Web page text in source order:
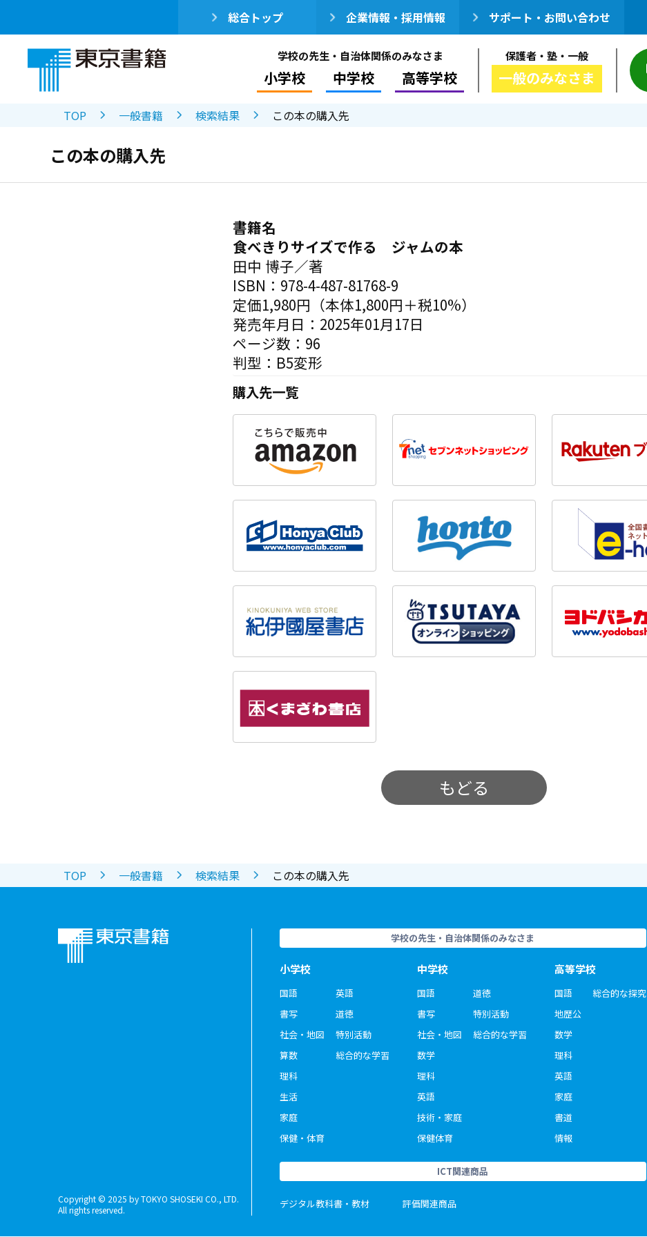
総合トップ 企業情報・採用情報 サポート・お問い合わせ
学校の先生・自治体関係のみなさま
小学校 中学校 高等学校
保護者・塾・一般
一般のみなさま
TOP 一般書籍 検索結果 この本の購入先
この本の購入先
書籍名
食べきりサイズで作る ジャムの本
田中 博子／著
ISBN：978-4-487-81768-9
定価1,980円（本体1,800円＋税10%）
発売年月日：2025年01月17日
ページ数：96
判型：B5変形
購入先一覧
もどる
TOP 一般書籍 検索結果 この本の購入先
Copyright © 2025 by TOKYO SHOSEKI CO., LTD.
All rights reserved.
学校の先生・自治体関係のみなさま
小学校
国語
書写
社会・地図
算数
理科
生活
家庭
保健・体育
英語
道徳
特別活動
総合的な学習
中学校
国語
書写
社会・地図
数学
理科
英語
技術・家庭
保健体育
道徳
特別活動
総合的な学習
高等学校
国語
地歴公
数学
理科
英語
家庭
書道
情報
総合的な探究
ICT関連商品
デジタル教科書・教材 評価関連商品